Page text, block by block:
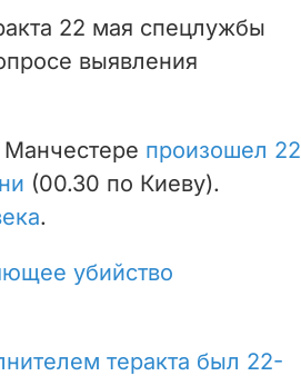
22 мая спецлужбы
выявления
произошел 22
(00.30 по Киеву).
.
убийство
теракта был 22-